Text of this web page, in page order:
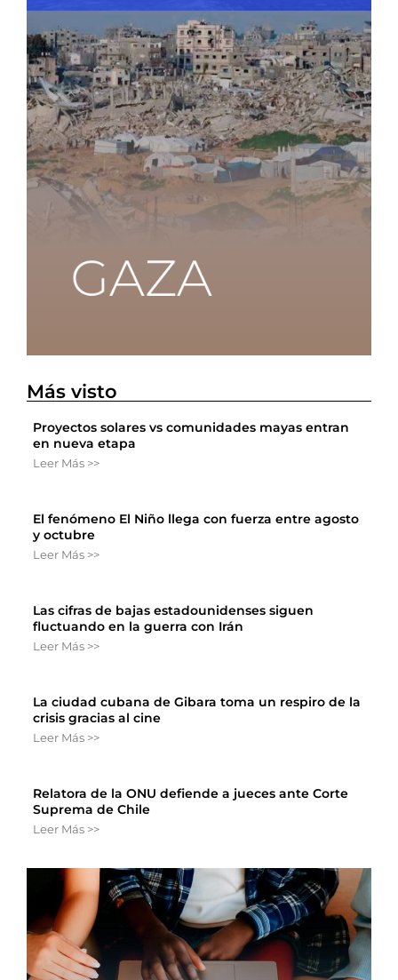
Más visto
Proyectos solares vs comunidades mayas entran
en nueva etapa
Leer Más >>
El fenómeno El Niño llega con fuerza entre agosto
y octubre
Leer Más >>
Las cifras de bajas estadounidenses siguen
fluctuando en la guerra con Irán
Leer Más >>
La ciudad cubana de Gibara toma un respiro de la
crisis gracias al cine
Leer Más >>
Relatora de la ONU defiende a jueces ante Corte
Suprema de Chile
Leer Más >>